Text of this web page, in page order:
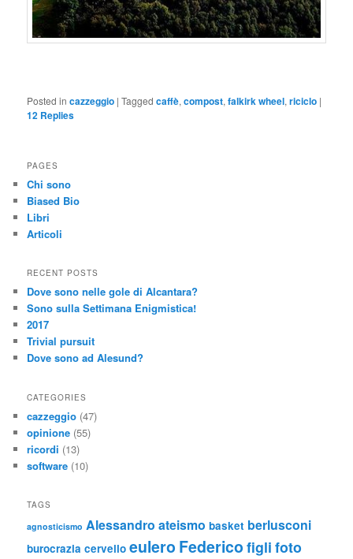
Posted in cazzeggio |Tagged caffè,compost,falkirk wheel,riciclo |
12 Replies
PAGES
Chi sono
Biased Bio
Libri
Articoli
RECENT POSTS
Dove sono nelle gole di Alcantara?
Sono sulla Settimana Enigmistica!
2017
Trivial pursuit
Dove sono ad Alesund?
CATEGORIES
cazzeggio (47)
opinione (55)
ricordi (13)
software (10)
TAGS
agnosticismo Alessandro ateismo basket berlusconi
burocrazia cervello eulero Federico figli foto